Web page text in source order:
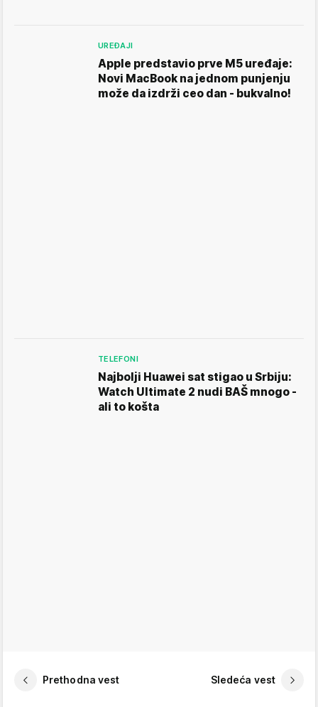
UREĐAJI
Apple predstavio prve M5 uređaje:
Novi MacBook na jednom punjenju
može da izdrži ceo dan - bukvalno!
TELEFONI
Najbolji Huawei sat stigao u Srbiju:
Watch Ultimate 2 nudi BAŠ mnogo -
ali to košta
Prethodna vest Sledeća vest